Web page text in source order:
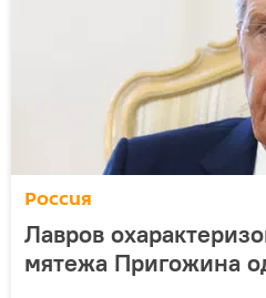
Россия
Лавров
мятежа Пригожина